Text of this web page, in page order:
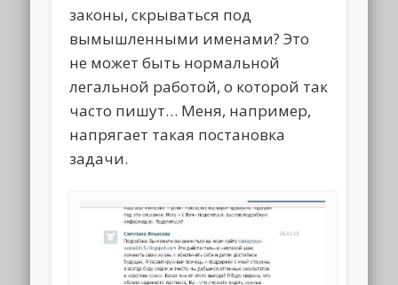
законы, скрываться под
вымышленными именами? Это
не может быть нормальной
легальной работой, о которой так
часто пишут… Меня, например,
напрягает такая постановка
задачи.